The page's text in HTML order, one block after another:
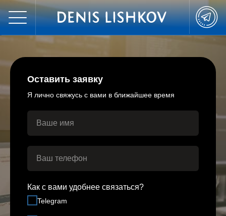
Оставить заявку
Я лично свяжусь с вами в ближайшее время
Как с вами удобнее связаться?
Telegram